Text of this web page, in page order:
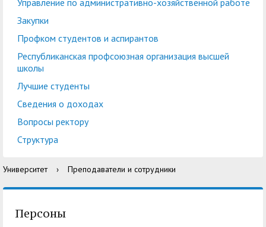
Международная
деятельность
Управление по
административно-
Закупки
Республиканская
организация высшей
школы
Вопросы ректору
Центр тестирования
иностранных граждан
по русскому языку
Центр развития
компетенций
Центр русского языка
представителей)
несовершеннолетних
Управление по административно-хозяйственной работе
Закупки
Профком студентов и аспирантов
Республиканская профсоюзная организация высшей
школы
Лучшие студенты
Сведения о доходах
Вопросы ректору
Структура
Университет › Преподаватели и сотрудники
Персоны